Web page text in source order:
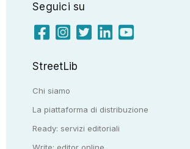
Seguici su
StreetLib
Chi siamo
La piattaforma di distribuzione
Ready: servizi editoriali